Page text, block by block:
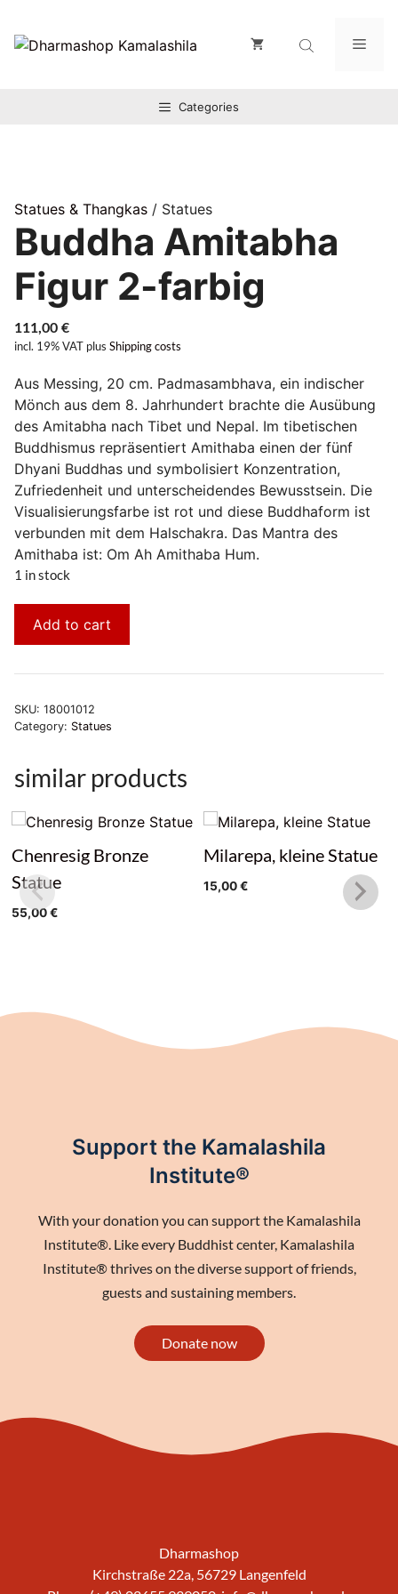
Inhalt
springen
Categories
Statues & Thangkas / Statues
Buddha Amitabha
Figur 2-farbig
111,00 €
incl. 19% VAT plus Shipping costs
Aus Messing, 20 cm. Padmasambhava, ein indischer
Mönch aus dem 8. Jahrhundert brachte die Ausübung
des Amitabha nach Tibet und Nepal. Im tibetischen
Buddhismus repräsentiert Amithaba einen der fünf
Dhyani Buddhas und symbolisiert Konzentration,
Zufriedenheit und unterscheidendes Bewusstsein. Die
Visualisierungsfarbe ist rot und diese Buddhaform ist
verbunden mit dem Halschakra. Das Mantra des
Amithaba ist: Om Ah Amithaba Hum.
1 in stock
Add to cart
SKU: 18001012
Category: Statues
similar products
Chenresig Bronze
Statue
55,00€
Milarepa, kleine Statue
15,00€
Support the Kamalashila
Institute®
With your donation you can support the Kamalashila
Institute®. Like every Buddhist center, Kamalashila
Institute® thrives on the diverse support of friends,
guests and sustaining members.
Donate now
Dharmashop
Kirchstraße 22a, 56729 Langenfeld